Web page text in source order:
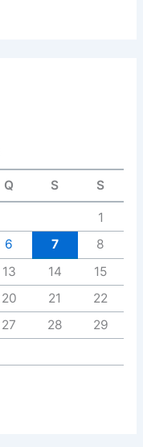
Q S S
1
6 7
8
13 14
15
20 21
22
27 28
29